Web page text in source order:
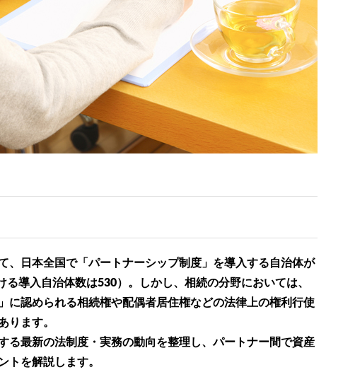
日本全国で「パートナーシップ制度」を導入する自治体が
導入自治体数は530）。しかし、相続の分野においては、
に認められる相続権や配偶者居住権などの法律上の権利行使
ります。
最新の法制度・実務の動向を整理し、パートナー間で資産
トを解説します。